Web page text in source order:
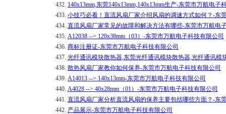
432. 140x13mm,东莞140x13mm,140x13mm生产-东莞市万航电子
433. 小技巧必看！直流风扇厂家介绍风扇的调速方式如何？-东
434. 直流风扇厂家常见的故障和解决方法有哪些-东莞市万航电
435. A12038 --> 120x38mm（03）-东莞市万航电子科技有限公司
436. 商标注册证-东莞市万航电子科技有限公司
437. 光纤通讯模块散热器,东莞光纤通讯模块散热器,光纤通讯模
438. 散热风扇厂家教你如何保养-东莞市万航电子科技有限公司
439. A14013 --> 140x13mm-东莞市万航电子科技有限公司
440. A4028 --> 40x28mm（01）-东莞市万航电子科技有限公司
441. 直流风扇厂家分析直流风扇的保养主要包括哪些方面？-东
442. 产品展示-东莞市万航电子科技有限公司